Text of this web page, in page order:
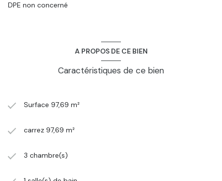
DPE non concerné
A PROPOS DE CE BIEN
Caractéristiques de ce bien
Surface 97,69 m²
carrez 97,69 m²
3 chambre(s)